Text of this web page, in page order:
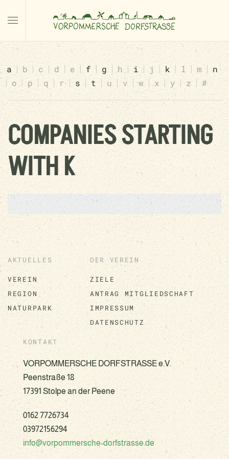
a b c d e f g h i j k l m
n
o
p q r s t u v w x y z #
COMPANIES STARTING
WITH K
KONTAKT
VORPOMMERSCHE DORFSTRASSE e.V.
Peenstraße 18
17391 Stolpe an der Peene
0162 7726734
03972156294
info@vorpommersche-dorfstrasse.de
AKTUELLES
VEREIN
REGION
NATURPARK
DER VEREIN
ZIELE
ANTRAG MITGLIEDSCHAFT
IMPRESSUM
DATENSCHUTZ